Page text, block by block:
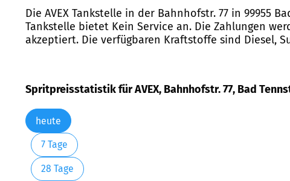
Die AVEX Tankstelle in der Bahnhofstr. 77 in 99955
Tankstelle bietet Kein Service an. Die Zahlungen
akzeptiert. Die verfügbaren Kraftstoffe sind Diesel,
Spritpreisstatistik für AVEX, Bahnhofstr. 77, Bad
heute
7 Tage
28 Tage